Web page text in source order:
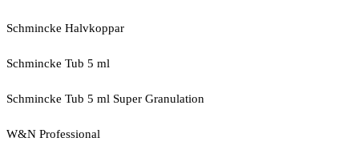
Schmincke Halvkoppar
Schmincke Tub 5 ml
Schmincke Tub 5 ml Super Granulation
W&N Professional